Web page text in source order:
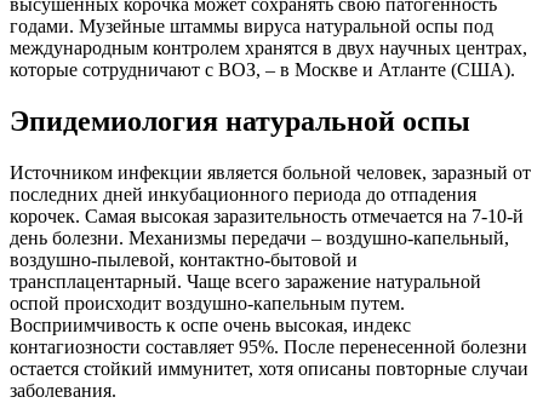
высушенных корочка может сохранять свою патогенность
годами. Музейные штаммы вируса натуральной оспы под
международным контролем хранятся в двух научных центрах,
которые сотрудничают с ВОЗ, – в Москве и Атланте (США).
Эпидемиология натуральной оспы
Источником инфекции является больной человек, заразный от
последних дней инкубационного периода до отпадения
корочек. Самая высокая заразительность отмечается на 7-10-й
день болезни. Механизмы передачи – воздушно-капельный,
воздушно-пылевой, контактно-бытовой и
трансплацентарный. Чаще всего заражение натуральной
оспой происходит воздушно-капельным путем.
Восприимчивость к оспе очень высокая, индекс
контагиозности составляет 95%. После перенесенной болезни
остается стойкий иммунитет, хотя описаны повторные случаи
заболевания.